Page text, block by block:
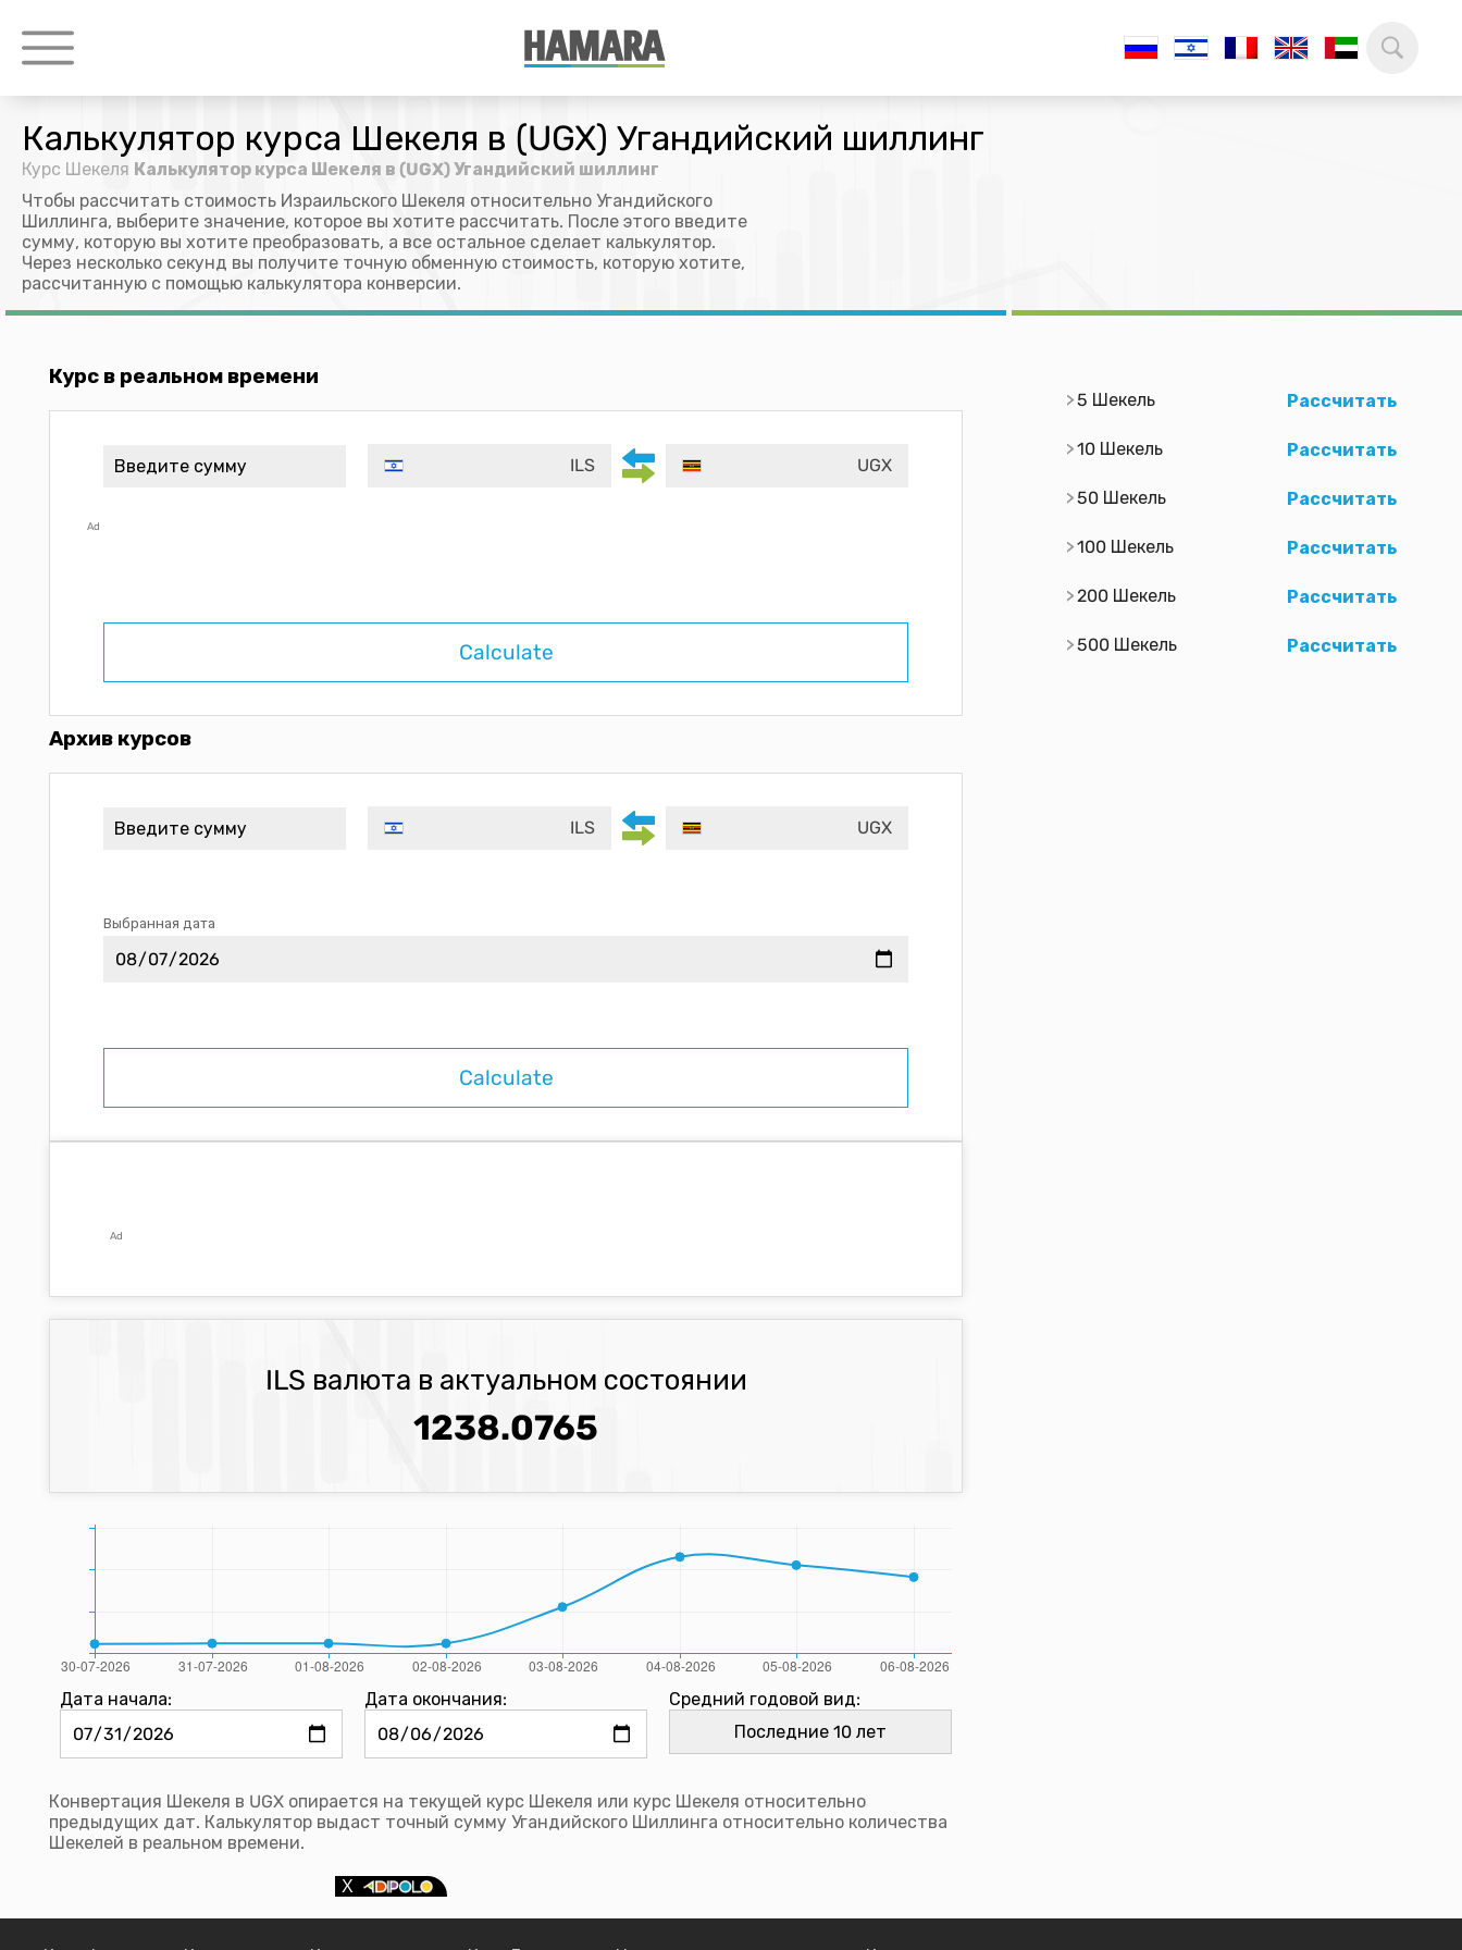
Калькулятор курса Шекеля в (UGX) Угандийский шиллинг
Курс Шекеля Калькулятор курса Шекеля в (UGX) Угандийский шиллинг
Чтобы рассчитать стоимость Израильского Шекеля относительно Угандийского
Шиллинга, выберите значение, которое вы хотите рассчитать. После этого введите
сумму, которую вы хотите преобразовать, а все остальное сделает калькулятор.
Через несколько секунд вы получите точную обменную стоимость, которую хотите,
рассчитанную с помощью калькулятора конверсии.
Курс в реальном времени
ILS UGX
Ad
Calculate
Архив курсов
ILS UGX
Выбранная дата
Ad
ILS валюта в актуальном состоянии
1238.0765
Дата начала: Дата окончания: Средний годовой вид:
Конвертация Шекеля в UGX опирается на текущей курс Шекеля или курс Шекеля относительно
предыдущих дат. Калькулятор выдаст точный сумму Угандийского Шиллинга относительно количества
Шекелей в реальном времени.
5 Шекель Рассчитать
10 Шекель Рассчитать
50 Шекель Рассчитать
100 Шекель Рассчитать
200 Шекель Рассчитать
500 Шекель Рассчитать